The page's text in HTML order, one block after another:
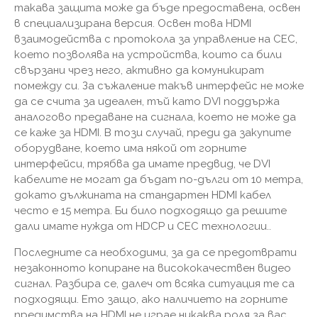
такава защита може да бъде предоставена, освен
в специализирана версия. Освен това HDMI
взаимодейства с протокола за управление на CEC,
което позволява на устройства, които са били
свързани чрез него, активно да комуникират
помежду си. За съжаление такъв интерфейс не може
да се счита за идеален, тъй като DVI поддържа
аналогово предаване на сигнала, което не може да
се каже за HDMI. В този случай, преди да закупите
оборудване, което има някой от горните
интерфейси, трябва да имате предвид, че DVI
кабелите не могат да бъдат по-дълги от 10 метра,
докато дължината на стандартен HDMI кабел
често е 15 метра. Би било подходящо да решите
дали имате нужда от HDCP и CEC технологии..
Последните са необходими, за да се предотврати
незаконното копиране на висококачествен видео
сигнал. Разбира се, далеч от всяка ситуация те са
подходящи. Ето защо, ако наличието на горните